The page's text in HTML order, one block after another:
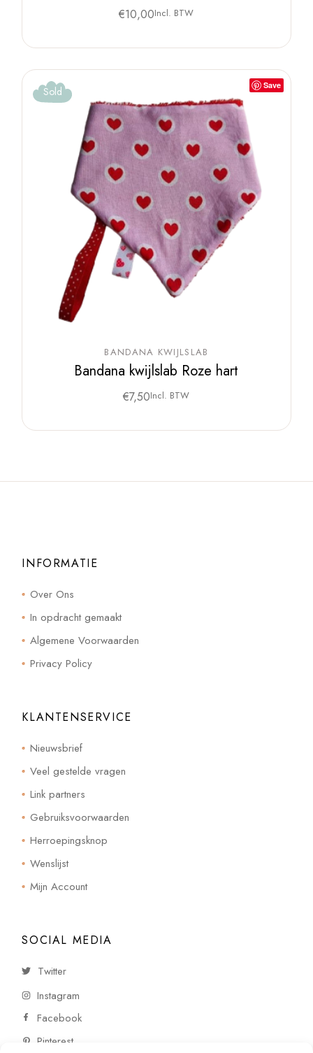
€10,00Incl. BTW
Save
Sold
BANDANA KWIJLSLAB
Bandana kwijlslab Roze hart
€7,50Incl. BTW
INFORMATIE
Over Ons
In opdracht gemaakt
Algemene Voorwaarden
Privacy Policy
KLANTENSERVICE
Nieuwsbrief
Veel gestelde vragen
Link partners
Gebruiksvoorwaarden
Herroepingsknop
Wenslijst
Mijn Account
SOCIAL MEDIA
Twitter
Instagram
Facebook
Pinterest